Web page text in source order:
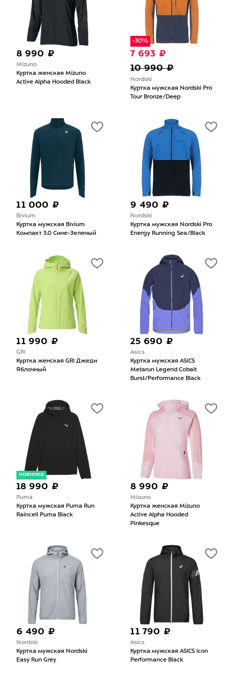
8 990 ₽
Mizuno
Куртка женская Mizuno
Active Alpha Hooded Black
-30%
7 693 ₽
10 990 ₽
Nordski
Куртка мужская Nordski Pro
Tour Bronze/Deep
11 000 ₽
Bivium
Куртка мужская Bivium
Компакт 3.0 Сине-Зеленый
9 490 ₽
Nordski
Куртка мужская Nordski Pro
Energy Running Sea/Black
11 990 ₽
GRI
Куртка женская GRI Джеди
Яблочный
25 690 ₽
Asics
Куртка мужская ASICS
Metarun Legend Cobalt
Burst/Performance Black
новинка
18 990 ₽
Puma
Куртка мужская Puma Run
Raincell Puma Black
8 990 ₽
Mizuno
Куртка женская Mizuno
Active Alpha Hooded
Pinkesque
6 490 ₽
Nordski
Куртка мужская Nordski
Easy Run Grey
11 790 ₽
Asics
Куртка мужская ASICS Icon
Performance Black